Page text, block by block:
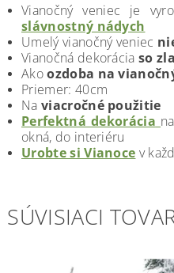
Vianočný veniec je
slávnostný nádych
Umelý vianočný veniec
Vianočná dekorácia so
Akoozdoba na
Priemer: 40cm
Na viacročné použitie
Perfektná dekorácia
okná, do interiéru
Urobte si Vianoce v
SÚVISIACI